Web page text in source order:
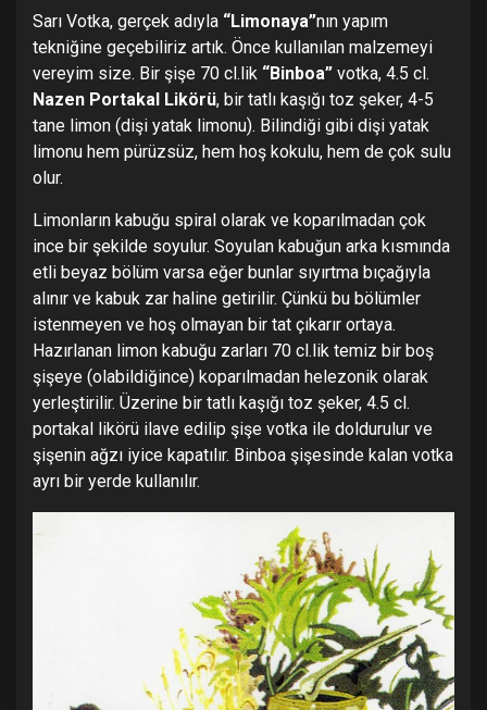
Sarı Votka, gerçek adıyla “Limonaya”nın yapım
tekniğine geçebiliriz artık. Önce kullanılan malzemeyi
vereyim size. Bir şişe 70 cl.lik “Binboa” votka, 4.5 cl.
Nazen Portakal Likörü, bir tatlı kaşığı toz şeker, 4-5
tane limon (dişi yatak limonu). Bilindiği gibi dişi yatak
limonu hem pürüzsüz, hem hoş kokulu, hem de çok sulu
olur.
Limonların kabuğu spiral olarak ve koparılmadan çok
ince bir şekilde soyulur. Soyulan kabuğun arka kısmında
etli beyaz bölüm varsa eğer bunlar sıyırtma bıçağıyla
alınır ve kabuk zar haline getirilir. Çünkü bu bölümler
istenmeyen ve hoş olmayan bir tat çıkarır ortaya.
Hazırlanan limon kabuğu zarları 70 cl.lik temiz bir boş
şişeye (olabildiğince) koparılmadan helezonik olarak
yerleştirilir. Üzerine bir tatlı kaşığı toz şeker, 4.5 cl.
portakal likörü ilave edilip şişe votka ile doldurulur ve
şişenin ağzı iyice kapatılır. Binboa şişesinde kalan votka
ayrı bir yerde kullanılır.